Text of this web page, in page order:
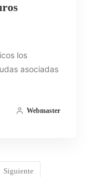
los
asociadas
Webmaster
Siguiente